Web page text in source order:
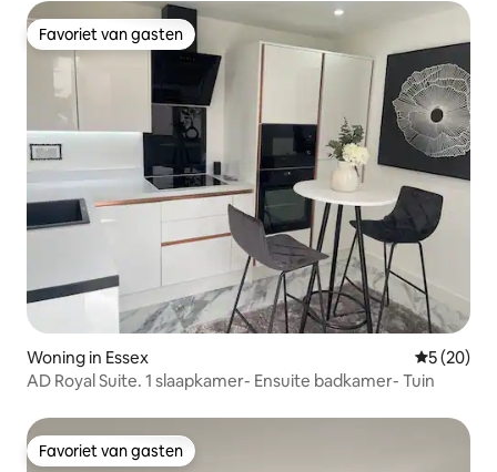
Favoriet van gasten
Favoriet van gasten
Woning in Essex
5 (20)
AD Royal Suite. 1 slaapkamer- Ensuite badkamer- Tuin
Favoriet van gasten
Favoriet van gasten